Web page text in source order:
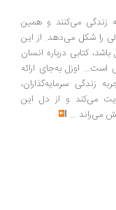
می‌کنند و همین
می‌دهد. از این
درباره انسان
به‌جای ارائه
سرمایه‌گذاران،
و از دل این
...